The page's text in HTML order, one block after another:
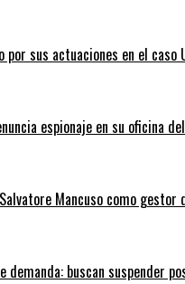
sus actuaciones en el caso
espionaje en su oficina
Mancuso como gestor
buscan suspender